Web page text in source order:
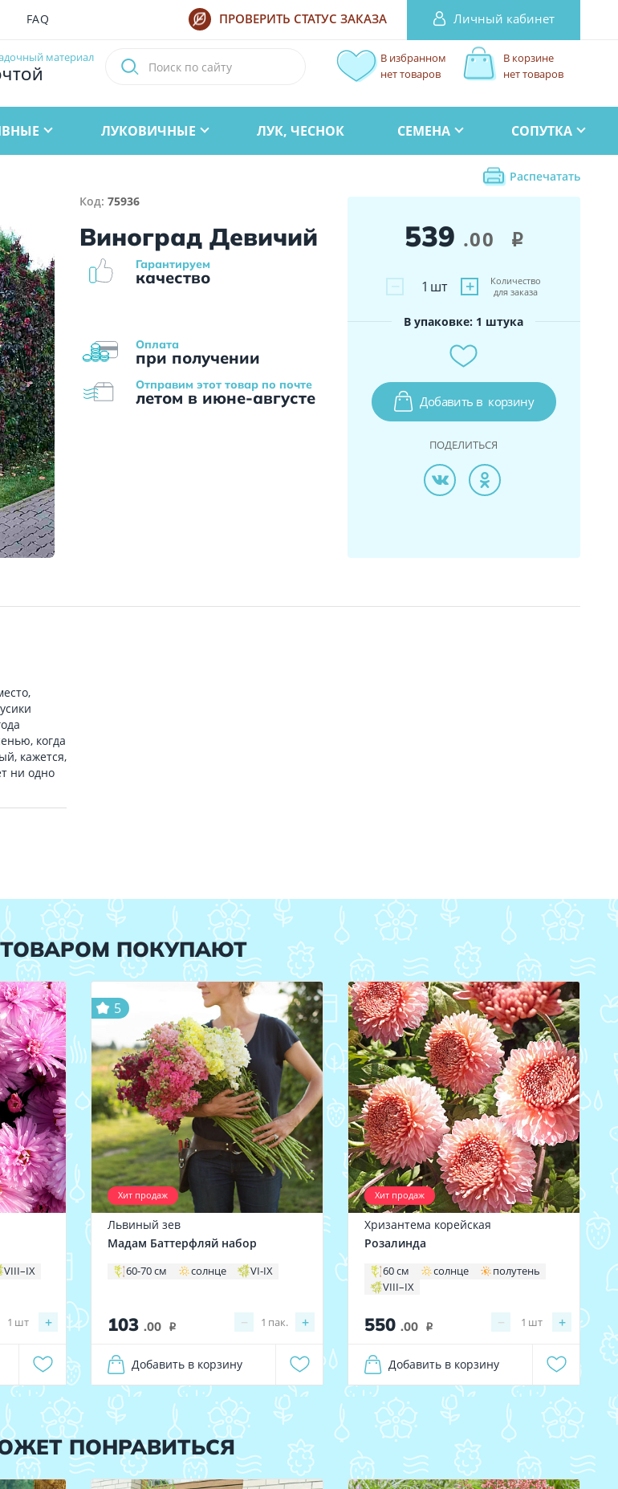
FAQ ПРОВЕРИТЬ СТАТУС ЗАКАЗА Личный кабинет
материал
В корзине
нет товаров
В избранном
нет товаров
ЛУКОВИЧНЫЕ ЛУК, ЧЕСНОК СЕМЕНА СОПУТКА
Распечатать
Код: 75936
Виноград Девичий
Оплата
при получении
Гарантируем
качество
Отправим этот товар по почте
летом в июне-августе
539 .00 i
− +
1 шт
Количество
для заказа
В упаковке: 1 штука
Добавить в корзину
ПОДЕЛИТЬСЯ
когда
кажется,
ни одно
ПОКУПАЮТ
VIII–IX
+
1 шт
Хит продаж
5
Львиный зев
Мадам Баттерфляй набор
60-70 см солнце VI-IX
103 .00 i − +
1 пак.
Добавить в корзину
Хит продаж
Хризантема корейская
Розалинда
60 см солнце
полутень
VIII–IX
550 .00 i − +
1 шт
Добавить в корзину
ПОНРАВИТЬСЯ